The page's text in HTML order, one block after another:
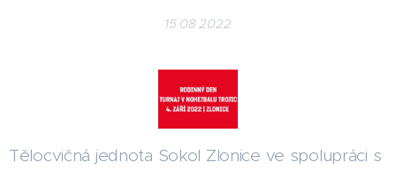
15.08.2022
Tělocvičná jednota Sokol Zlonice ve spolupráci s